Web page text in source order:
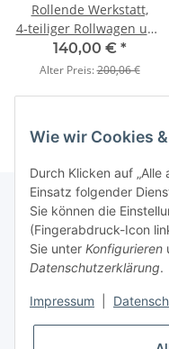
Rollende Werkstatt,
4‑teiliger Rollwagen und
3 Werkzeugkoffer
modular
140,00 € *
Alter Preis:200,06 €
Kundenservice
Wie wir Cookies
Durch Klicken auf
Einsatz folgender
Sie können die
(Fingerabdruck-Icon
Sie unter Konfigurieren
Datenschutzerklärung.
Impressum